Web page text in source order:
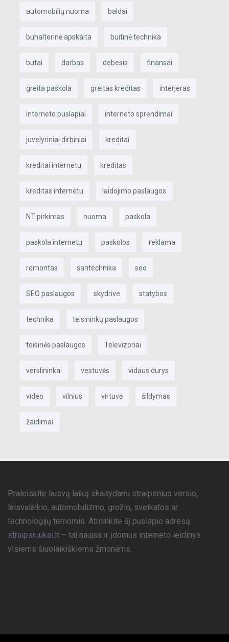
automobilių nuoma baldai
buhalterinė apskaita buitinė technika
butai darbas debesis finansai
greita paskola greitas kreditas interjeras
interneto puslapiai interneto sprendimai
juvelyriniai dirbiniai kreditai
kreditai internetu kreditas
kreditas internetu laidojimo paslaugos
NT pirkimas nuoma paskola
paskola internetu paskolos reklama
remontas santechnika seo
SEO paslaugos skydrive statybos
technika teisininkų paslaugos
teisinės paslaugos Televizoriai
verslininkai vestuvės vidaus durys
video vilnius virtuvė šildymas
žaidimai
Praleiskite laisvą laiką skaitydami straipsnius verslo,
laisvalaikio, automobilizmo, grožio, sveikatos ar
technologijų temomis. Atminkite šį puslapio adresą:
straipsniukai.lt – tai naujas ir įdomus interneto leidinys
visiems šiuolaikiškiems žmonėms.